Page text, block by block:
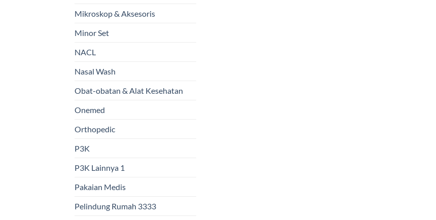
Mikroskop & Aksesoris
Minor Set
NACL
Nasal Wash
Obat-obatan & Alat Kesehatan
Onemed
Orthopedic
P3K
P3K Lainnya 1
Pakaian Medis
Pelindung Rumah 3333